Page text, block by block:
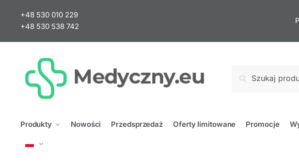
+48 530 010 229
+48 530 538 742
Szukaj
Produkty Nowości Przedsprzedaż Oferty limitowane Promocje